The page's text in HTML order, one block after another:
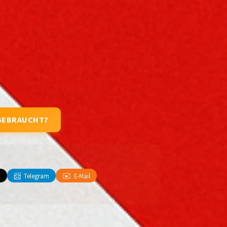
📨 Telegram ✉️ E-Mail